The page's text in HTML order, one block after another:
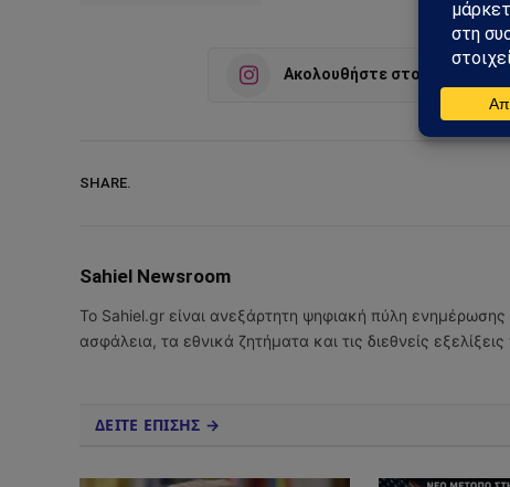
Ακολουθήστε στο Instagram
SHARE.
Sahiel Newsroom
Το Sahiel.gr είναι ανεξάρτητη ψηφιακή πύλη
ασφάλεια, τα εθνικά ζητήματα και τις διεθνείς
ΔΕΙΤΕ ΕΠΙΣΗΣ →